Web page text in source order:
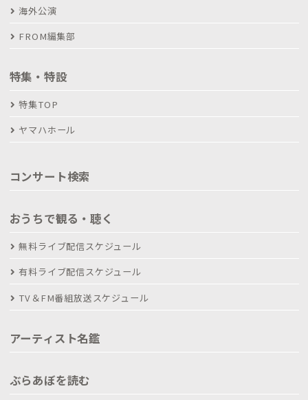
海外公演
FROM編集部
特集・特設
特集TOP
ヤマハホール
コンサート検索
おうちで観る・聴く
無料ライブ配信スケジュール
有料ライブ配信スケジュール
TV＆FM番組放送スケジュール
アーティスト名鑑
ぶらあぼを読む